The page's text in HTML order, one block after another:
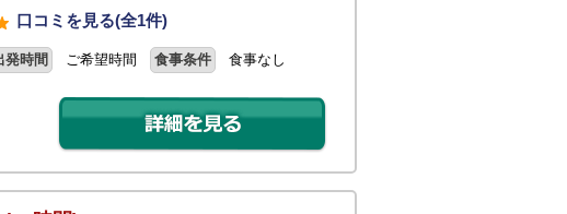
口コミを見る(全1件)
発時間 ご希望時間 食事条件 食事なし